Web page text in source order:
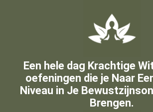
Een hele dag Krachtige
oefeningen die je Naar
Niveau in Je
Brengen.